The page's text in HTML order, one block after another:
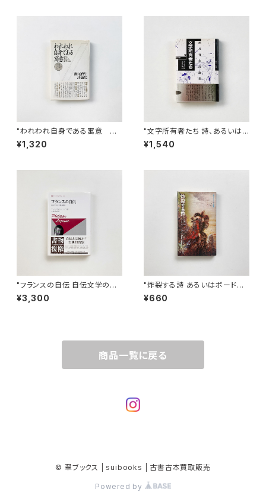
"われわれ自身である寓意 詩
は死んだ、詩作せよ 瀬尾育生
評論集 （「昭和」のクリティッ
¥1,320
"文字所有者たち 詩、あるいは
言葉の外出 瀬尾育生詩論集 Fr
agmente 1982-1987" 瀬尾
¥1,540
"フランスの自伝 自伝文学の主
題と構造 （叢書・ウニベルシタス
474）" フィリップ・ルジュンヌ
¥3,300
"炸裂する詩 あるいはボードレ
ール/ランボー (エピステーメー
叢書）" G.プーレ 著 / 池田正
¥660
商品一覧に戻る
© 翠ブックス | suibooks | 古書古本買取販売
Powered by